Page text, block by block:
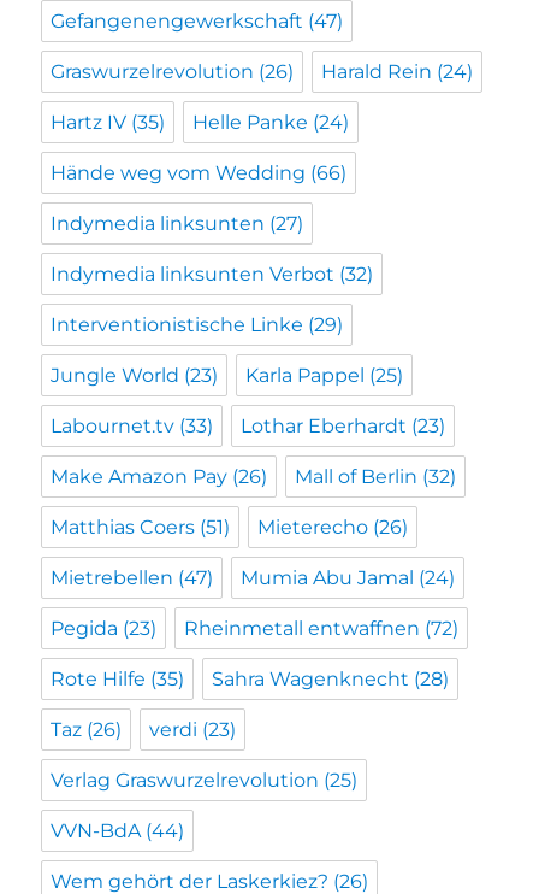
Gefangenengewerkschaft (47)
Graswurzelrevolution (26) Harald Rein (24)
Hartz IV (35) Helle Panke (24)
Hände weg vom Wedding (66)
Indymedia linksunten (27)
Indymedia linksunten Verbot (32)
Interventionistische Linke (29)
Jungle World (23) Karla Pappel (25)
Labournet.tv (33) Lothar Eberhardt (23)
Make Amazon Pay (26) Mall of Berlin (32)
Matthias Coers (51) Mieterecho (26)
Mietrebellen (47) Mumia Abu Jamal (24)
Pegida (23) Rheinmetall entwaffnen (72)
Rote Hilfe (35) Sahra Wagenknecht (28)
Taz (26) verdi (23)
Verlag Graswurzelrevolution (25)
VVN-BdA (44)
Wem gehört der Laskerkiez? (26)